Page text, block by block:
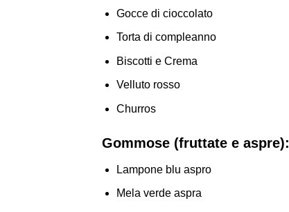
Gocce di cioccolato
Torta di compleanno
Biscotti e Crema
Velluto rosso
Churros
Gommose (fruttate e aspre):
Lampone blu aspro
Mela verde aspra